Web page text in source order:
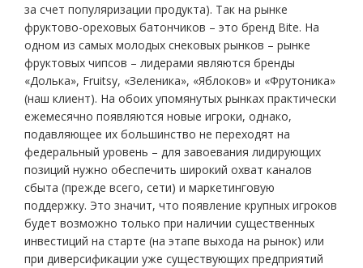
за счет популяризации продукта). Так на рынке
фруктово-ореховых батончиков – это бренд Bite. На
одном из самых молодых снековых рынков – рынке
фруктовых чипсов – лидерами являются бренды
«Долька», Fruitsy, «Зеленика», «Яблоков» и «Фрутоника»
(наш клиент). На обоих упомянутых рынках практически
ежемесячно появляются новые игроки, однако,
подавляющее их большинство не переходят на
федеральный уровень – для завоевания лидирующих
позиций нужно обеспечить широкий охват каналов
сбыта (прежде всего, сети) и маркетинговую
поддержку. Это значит, что появление крупных игроков
будет возможно только при наличии существенных
инвестиций на старте (на этапе выхода на рынок) или
при диверсификации уже существующих предприятий